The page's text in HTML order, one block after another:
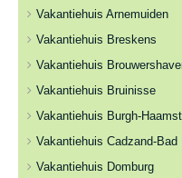
Vakantiehuis Arnemuiden
Vakantiehuis Breskens
Vakantiehuis
Vakantiehuis Bruinisse
Vakantiehuis Burgh-
Vakantiehuis Cadzand-Bad
Vakantiehuis Domburg